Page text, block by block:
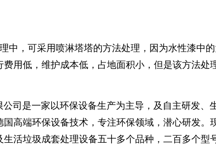
中，可采用喷淋塔塔的方法处理，因为水性漆中
用低，维护成本低，占地面积小，但是该方法处
司是一家以环保设备生产为主导，及自主研发、
高端环保设备技术，专注环保领域，潜心研发。
活垃圾成套处理设备五十多个品种，二百多个型号